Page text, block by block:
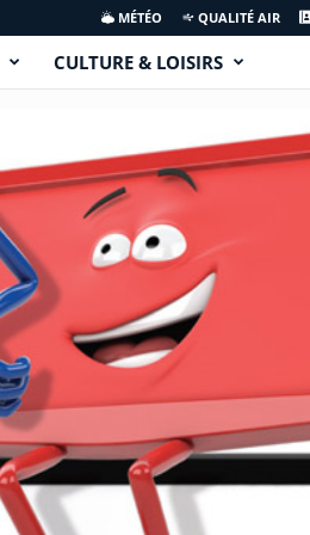
MÉTÉO QUALITÉ AIR
CULTURE & LOISIRS